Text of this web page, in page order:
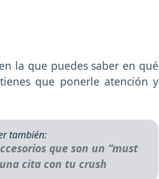
la que puedes saber en qué
que ponerle atención y
también:
que son un “must
cita con tu crush